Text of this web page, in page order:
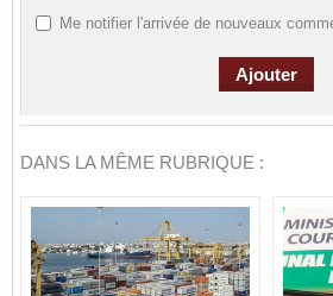
Me notifier l'arrivée de nouveaux
DANS LA MÊME RUBRIQUE :